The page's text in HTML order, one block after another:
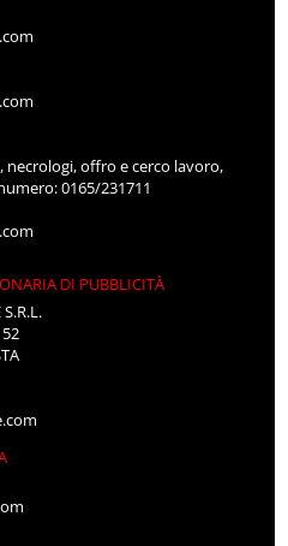
necrologi, offro e cerco lavoro,
0165/231711
DI PUBBLICITÀ
S.R.L.